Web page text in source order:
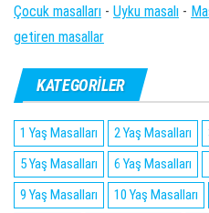
Çocuk masalları - Uyku masalı -
getiren masallar
KATEGORILER
1 Yaş Masalları 2 Yaş Masalları
5 Yaş Masalları
6 Yaş Masalları
9 Yaş Masalları
10 Yaş Masalları